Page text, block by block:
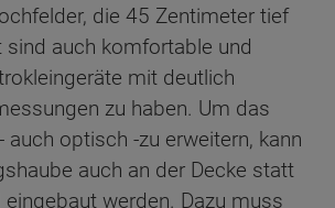
die 45 Zentimeter tief
sind auch komfortable und
mit deutlich
zu haben. Um das
auch optisch -zu erweitern, kann
auch an der Decke statt
werden. Dazu muss